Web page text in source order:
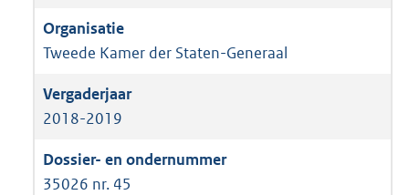
Tweede Kamer der Staten-Generaal
2018-2019
35026 nr. 45